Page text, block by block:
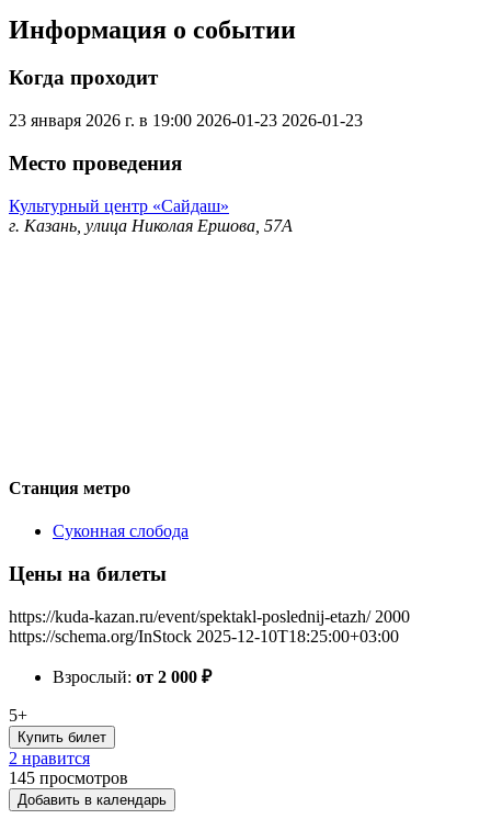
Информация о событии
Когда проходит
23 января 2026 г. в 19:00 2026-01-23 2026-01-23
Место проведения
Культурный центр «Сайдаш»
г. Казань, улица Николая Ершова, 57А
Станция метро
Суконная слобода
Цены на билеты
https://kuda-kazan.ru/event/spektakl-poslednij-etazh/ 2000
https://schema.org/InStock 2025-12-10T18:25:00+03:00
Взрослый: от 2 000 ₽
5+
Купить билет
2 нравится
145 просмотров
Добавить в календарь